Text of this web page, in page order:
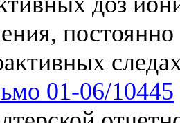
01-06/10445